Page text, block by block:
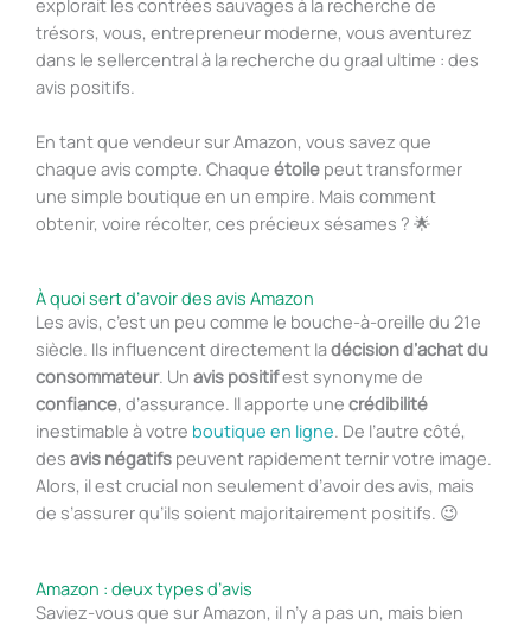
trésors, vous, entrepreneur moderne, vous aventurez
dans le sellercentral à la recherche du graal ultime : des
avis positifs.
En tant que vendeur sur Amazon, vous savez que
chaque avis compte. Chaque étoile peut transformer
une simple boutique en un empire. Mais comment
obtenir, voire récolter, ces précieux sésames ? 🌟
À quoi sert d’avoir des avis Amazon
Les avis, c’est un peu comme le bouche-à-oreille du 21e
siècle. Ils influencent directement ladécision d’achat du
consommateur. Un avis positifest synonyme de
confiance, d’assurance. Il apporte une crédibilité
inestimable à votre boutique en ligne. De l’autre côté,
des avis négatifs peuvent rapidement ternir votre image.
Alors, il est crucial non seulement d’avoir des avis, mais
de s’assurer qu’ils soient majoritairement positifs. 😉
Amazon : deux types d’avis
Saviez-vous que sur Amazon, il n’y a pas un, mais bien